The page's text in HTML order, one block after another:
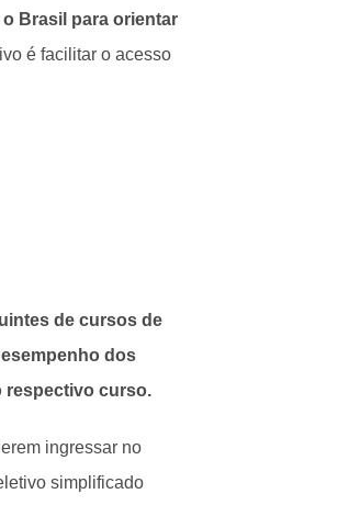
Brasil para orientar
é facilitar o acesso
de cursos de
dos
respectivo curso.
ingressar no
simplificado